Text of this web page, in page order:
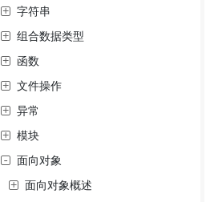
字符串
组合数据类型
函数
文件操作
异常
模块
面向对象
面向对象概述